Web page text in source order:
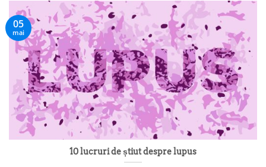
10 lucruri de știut despre lupus
05
mai